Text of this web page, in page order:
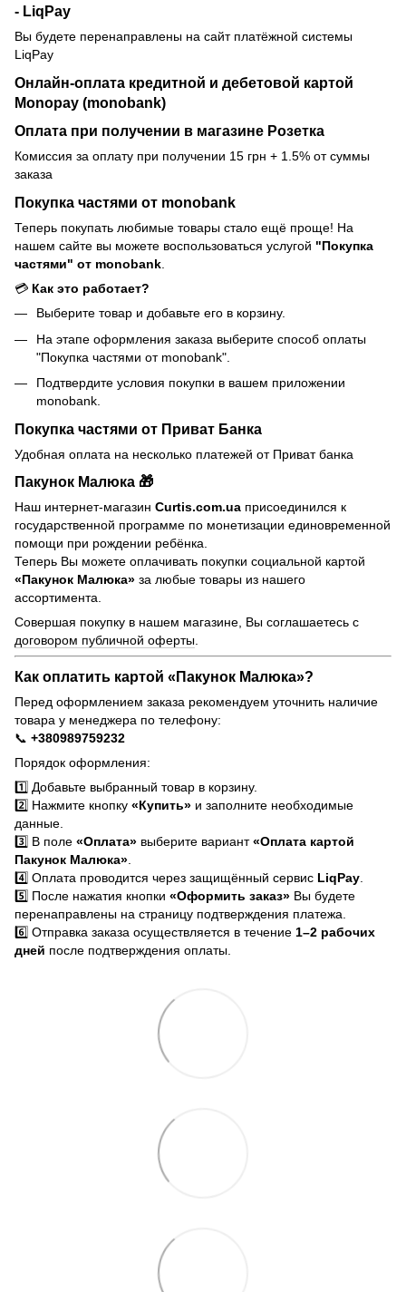
- LiqPay
Вы будете перенаправлены на сайт платёжной системы
LiqPay
Онлайн-оплата кредитной и дебетовой картой
Monopay (monobank)
Оплата при получении в магазине Розетка
Комиссия за оплату при получении 15 грн + 1.5% от суммы
заказа
Покупка частями от monobank
Теперь покупать любимые товары стало ещё проще! На
нашем сайте вы можете воспользоваться услугой "Покупка
частями" от monobank
💳 Как это работает?
Выберите товар и добавьте его в корзину.
На этапе оформления заказа выберите способ оплаты
"Покупка частями от monobank".
Подтвердите условия покупки в вашем приложении
monobank.
Покупка частями от Приват Банка
Удобная оплата на несколько платежей от Приват банка
Пакунок Малюка 🎁
Наш интернет-магазин Curtis.com.ua присоединился к
государственной программе по монетизации единовременной
помощи при рождении ребёнка.
Теперь Вы можете оплачивать покупки социальной картой
«Пакунок Малюка» за любые товары из нашего
ассортимента.
Совершая покупку в нашем магазине, Вы соглашаетесь с
договором публичной оферты.
Как оплатить картой «Пакунок Малюка»?
Перед оформлением заказа рекомендуем уточнить наличие
товара у менеджера по телефону:
📞 +380989759232
Порядок оформления:
1️⃣ Добавьте выбранный товар в корзину.
2️⃣ Нажмите кнопку «Купить» и заполните необходимые
данные.
3️⃣ В поле «Оплата» выберите вариант«Оплата картой
Пакунок Малюка».
4️⃣ Оплата проводится через защищённый сервис LiqPay.
5️⃣ После нажатия кнопки «Оформить заказ» Вы будете
перенаправлены на страницу подтверждения платежа.
6️⃣ Отправка заказа осуществляется в течение 1–2 рабочих
дней после подтверждения оплаты.